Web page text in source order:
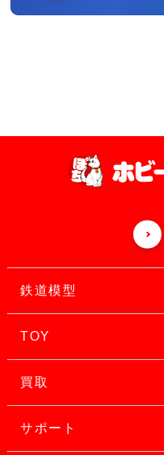
鉄道模型
TOY
買取
サポート